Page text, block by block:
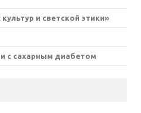
и светской этики»
с сахарным диабетом